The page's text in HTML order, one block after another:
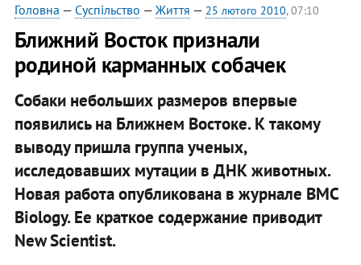
Головна — Суспільство — Життя — 25 лютого 2010, 07:10
Ближний Восток признали
родиной карманных собачек
Собаки небольших размеров впервые
появились на Ближнем Востоке. К такому
выводу пришла группа ученых,
исследовавших мутации в ДНК животных.
Новая работа опубликована в журнале BMC
Biology. Ее краткое содержание приводит
New Scientist.